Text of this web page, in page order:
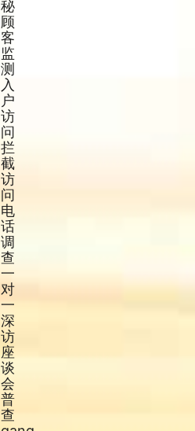
秘
顾
客
监
测
入
户
访
问
拦
截
访
问
电
话
调
查
一
对
一
深
访
座
谈
会
普
查